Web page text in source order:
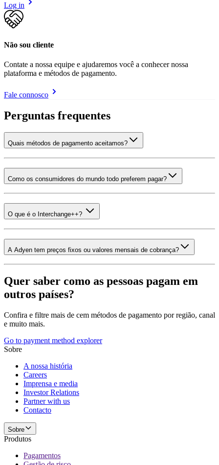
Log in
Não sou cliente
Contate a nossa equipe e ajudaremos você a conhecer nossa
plataforma e métodos de pagamento.
Fale connosco
Perguntas frequentes
Quais métodos de pagamento aceitamos?
Como os consumidores do mundo todo preferem pagar?
O que é o Interchange++?
A Adyen tem preços fixos ou valores mensais de cobrança?
Quer saber como as pessoas pagam em
outros países?
Confira e filtre mais de cem métodos de pagamento por região, canal
e muito mais.
Go to payment method explorer
Sobre
A nossa história
Careers
Imprensa e media
Investor Relations
Partner with us
Contacto
Sobre
Produtos
Pagamentos